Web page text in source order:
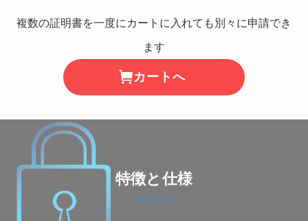
複数の証明書を一度にカートに入れても別々に申請でき
ます
カートへ
特徴と仕様